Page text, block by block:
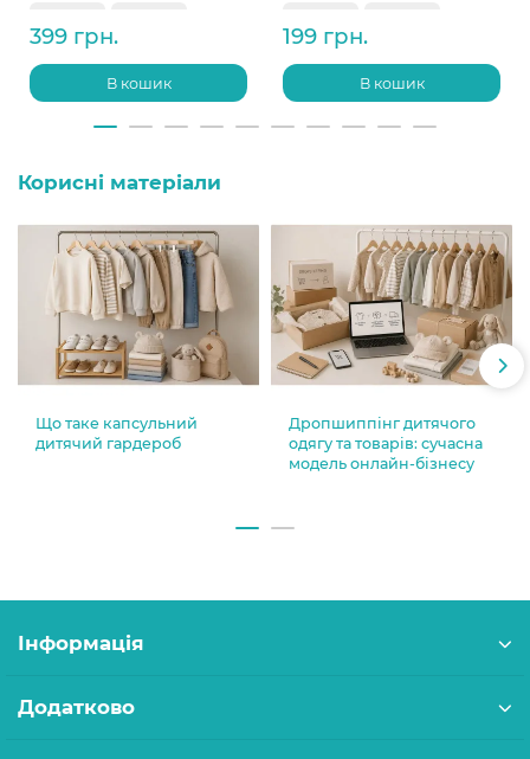
9-11 років
399 грн.
В кошик
199 грн.
В кошик
Корисні матеріали
Що таке капсульний
дитячий гардероб
Дропшиппінг дитячого
одягу та товарів: сучасна
модель онлайн-бізнесу
Інформація
Додатково